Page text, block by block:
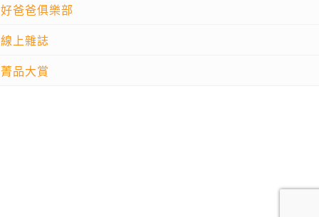
好爸爸俱樂部
線上雜誌
菁品大賞